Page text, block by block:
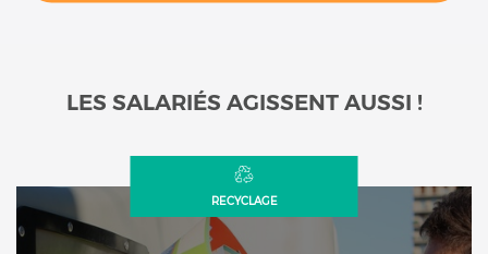
LES SALARIÉS AGISSENT AUSSI !
RECYCLAGE